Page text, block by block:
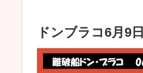
ドンブラコ6月9